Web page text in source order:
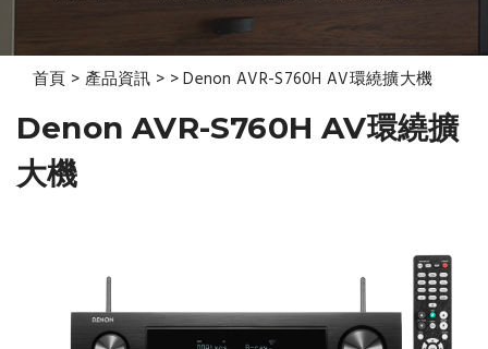
首頁 > 產品資訊 > >Denon AVR-S760H AV環繞擴大機
Denon AVR-S760H AV環繞擴
大機